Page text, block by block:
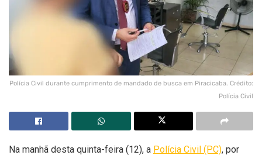
Polícia Civil durante cumprimento de mandado de busca em Piracicaba. Crédito:
Polícia Civil
Na manhã desta quinta-feira (12), a Polícia Civil (PC), por